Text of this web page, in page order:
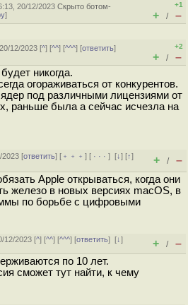
20/12/2023Скрыто ботом-
]
+1
+ / –
12/2023 [^] [^^] [^^^] [ответить]
+2
+ / –
никогда.
огораживаться от конкурентов.
под различными лицензиями от
раньше была а сейчас исчезла на
2023 [ответить] [ ﹢﹢﹢] [ · · ·][↓] [↑]
+ / –
Apple открываться, когда они
железо в новых версиях macOS, в
по борьбе с цифровыми
12/2023 [^] [^^] [^^^] [ответить][↓]
+ / –
по 10 лет.
сможет тут найти, к чему